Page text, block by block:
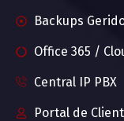
Backups
Office 365 /
Central IP PBX
Portal de